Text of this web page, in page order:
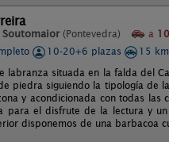
Soutomaior (Pontevedra) a
10-20+6 plazas
15
labranza situada en la falda del
piedra siguiendo la tipología de
y acondicionada con todas las
para el disfrute de la lectura y
disponemos de una barbacoa